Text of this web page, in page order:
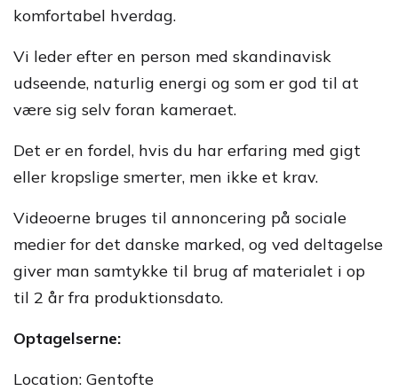
komfortabel hverdag.
Vi leder efter en person med skandinavisk
udseende, naturlig energi og som er god til at
være sig selv foran kameraet.
Det er en fordel, hvis du har erfaring med gigt
eller kropslige smerter, men ikke et krav.
Videoerne bruges til annoncering på sociale
medier for det danske marked, og ved deltagelse
giver man samtykke til brug af materialet i op
til 2 år fra produktionsdato.
Optagelserne:
Location: Gentofte